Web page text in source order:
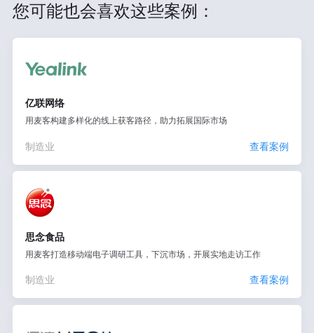
您可能也会喜欢这些案例：
亿联网络
用麦客构建多样化的线上获客路径，助力拓展国际市场
制造业 查看案例
思念食品
用麦客打造移动端电子调研工具，下沉市场，开展实地走访工作
制造业 查看案例